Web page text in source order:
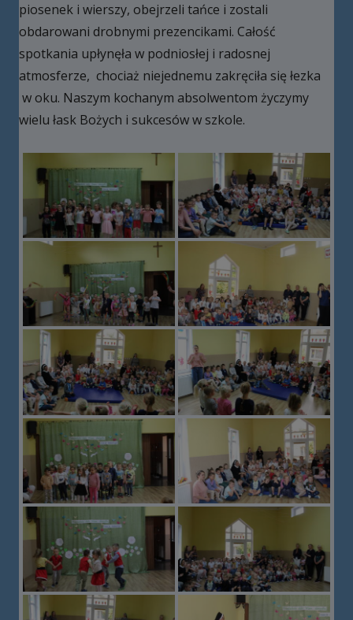
piosenek i wierszy, obejrzeli tańce i zostali
obdarowani drobnymi prezencikami. Całość
spotkania upłynęła w podniosłej i radosnej
atmosferze, chociaż niejednemu zakręciła się łezka
w oku. Naszym kochanym absolwentom życzymy
wielu łask Bożych i sukcesów w szkole.